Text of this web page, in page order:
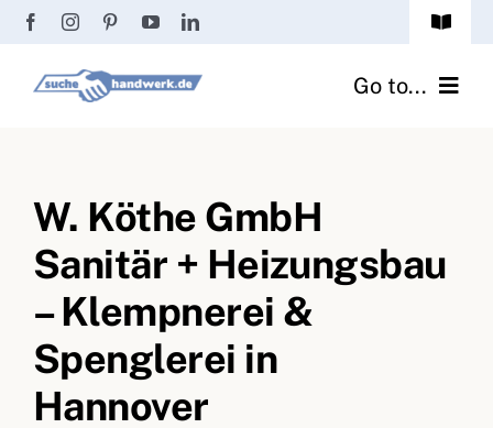
Zum
springen
Toggle
Passwort vergessen? Go to...
Fliesenrechner
Handwerker Ratgeber
Wir über uns
W. Köthe GmbH
Sanitär + Heizungsbau
– Klempnerei &
Spenglerei in
Hannover